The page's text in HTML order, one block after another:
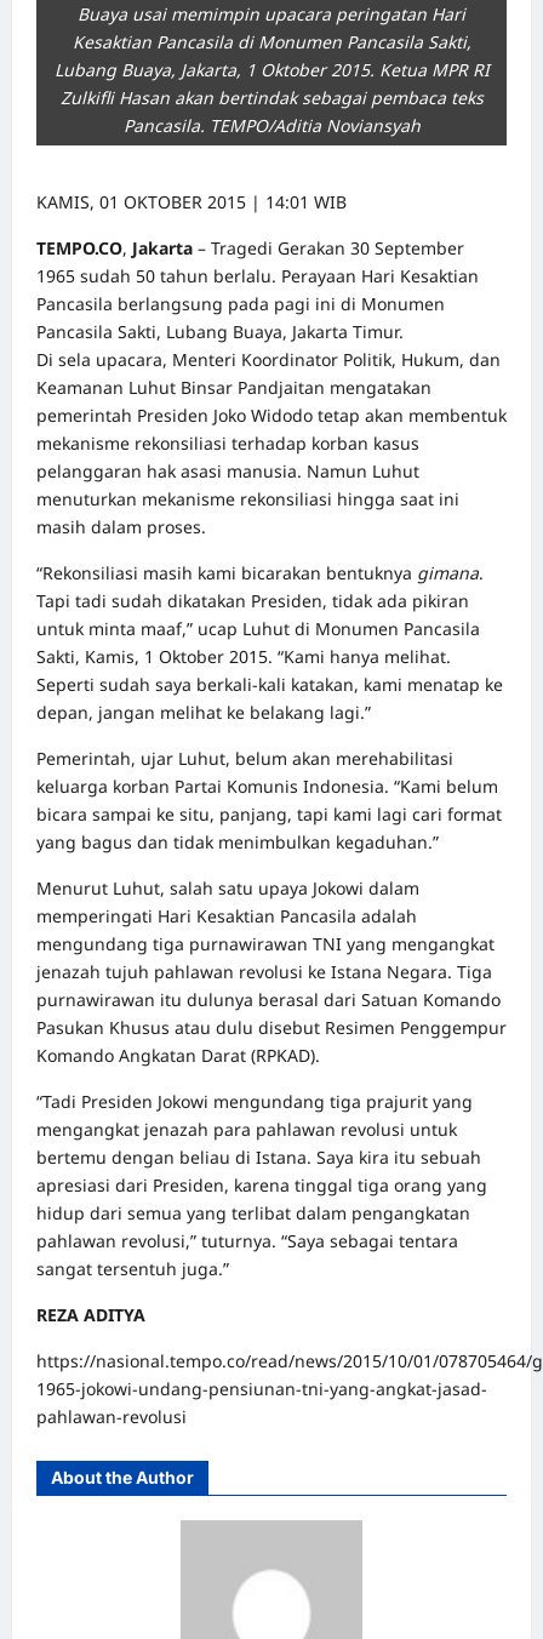
Buaya usai memimpin upacara peringatan Hari
Kesaktian Pancasila di Monumen Pancasila Sakti,
Lubang Buaya, Jakarta, 1 Oktober 2015. Ketua MPR RI
Zulkifli Hasan akan bertindak sebagai pembaca teks
Pancasila. TEMPO/Aditia Noviansyah
KAMIS, 01 OKTOBER 2015 | 14:01 WIB
TEMPO.CO, Jakarta – Tragedi Gerakan 30 September
1965 sudah 50 tahun berlalu. Perayaan Hari Kesaktian
Pancasila berlangsung pada pagi ini di Monumen
Pancasila Sakti, Lubang Buaya, Jakarta Timur.
Di sela upacara, Menteri Koordinator Politik, Hukum, dan
Keamanan Luhut Binsar Pandjaitan mengatakan
pemerintah Presiden Joko Widodo tetap akan membentuk
mekanisme rekonsiliasi terhadap korban kasus
pelanggaran hak asasi manusia. Namun Luhut
menuturkan mekanisme rekonsiliasi hingga saat ini
masih dalam proses.
“Rekonsiliasi masih kami bicarakan bentuknya gimana.
Tapi tadi sudah dikatakan Presiden, tidak ada pikiran
untuk minta maaf,” ucap Luhut di Monumen Pancasila
Sakti, Kamis, 1 Oktober 2015. “Kami hanya melihat.
Seperti sudah saya berkali-kali katakan, kami menatap ke
depan, jangan melihat ke belakang lagi.”
Pemerintah, ujar Luhut, belum akan merehabilitasi
keluarga korban Partai Komunis Indonesia. “Kami belum
bicara sampai ke situ, panjang, tapi kami lagi cari format
yang bagus dan tidak menimbulkan kegaduhan.”
Menurut Luhut, salah satu upaya Jokowi dalam
memperingati Hari Kesaktian Pancasila adalah
mengundang tiga purnawirawan TNI yang mengangkat
jenazah tujuh pahlawan revolusi ke Istana Negara. Tiga
purnawirawan itu dulunya berasal dari Satuan Komando
Pasukan Khusus atau dulu disebut Resimen Penggempur
Komando Angkatan Darat (RPKAD).
“Tadi Presiden Jokowi mengundang tiga prajurit yang
mengangkat jenazah para pahlawan revolusi untuk
bertemu dengan beliau di Istana. Saya kira itu sebuah
apresiasi dari Presiden, karena tinggal tiga orang yang
hidup dari semua yang terlibat dalam pengangkatan
pahlawan revolusi,” tuturnya. “Saya sebagai tentara
sangat tersentuh juga.”
REZA ADITYA
https://nasional.tempo.co/read/news/2015/10/01/078705464/
1965-jokowi-undang-pensiunan-tni-yang-angkat-jasad-
pahlawan-revolusi
About the Author